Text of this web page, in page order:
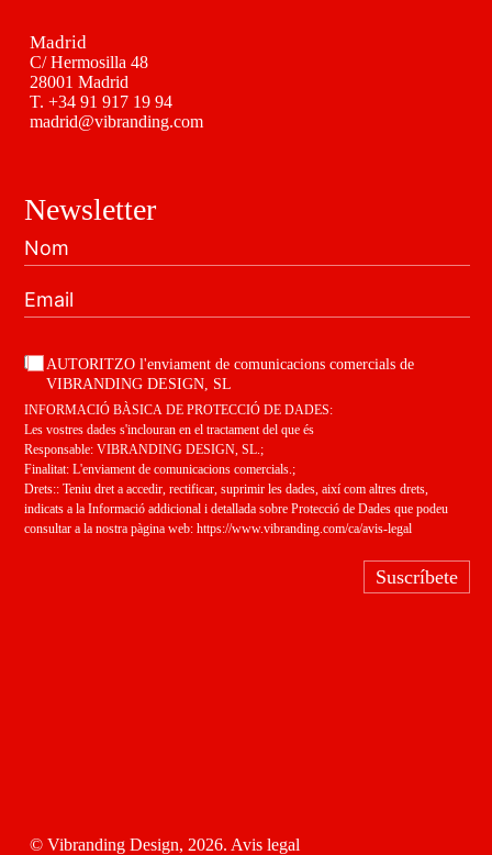
Madrid
C/ Hermosilla 48
28001 Madrid
T. +34 91 917 19 94
madrid@vibranding.com
Newsletter
AUTORITZO l'enviament de comunicacions comercials de
VIBRANDING DESIGN, SL
INFORMACIÓ BÀSICA DE PROTECCIÓ DE DADES:
Les vostres dades s'inclouran en el tractament del que és
Responsable: VIBRANDING DESIGN, SL.;
Finalitat: L'enviament de comunicacions comercials.;
Drets:: Teniu dret a accedir, rectificar, suprimir les dades, així com altres drets,
indicats a la Informació addicional i detallada sobre Protecció de Dades que podeu
consultar a la nostra pàgina web: https://www.vibranding.com/ca/avis-legal
Suscríbete
© Vibranding Design, 2026. Avis legal